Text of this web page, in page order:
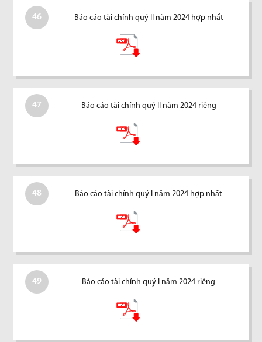
46 Báo cáo tài chính quý II năm 2024 hợp nhất
47 Báo cáo tài chính quý II năm 2024 riêng
48 Báo cáo tài chính quý I năm 2024 hợp nhất
49 Báo cáo tài chính quý I năm 2024 riêng